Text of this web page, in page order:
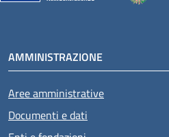
AMMINISTRAZIONE
Aree amministrative
Documenti e dati